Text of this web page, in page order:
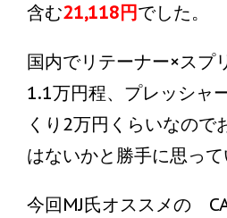
含む21,118円でした。
国内でリテーナー×スプ
1.1万円程、プレッシャ
くり2万円くらいなので
はないかと勝手に思って
今回MJ氏オススメの